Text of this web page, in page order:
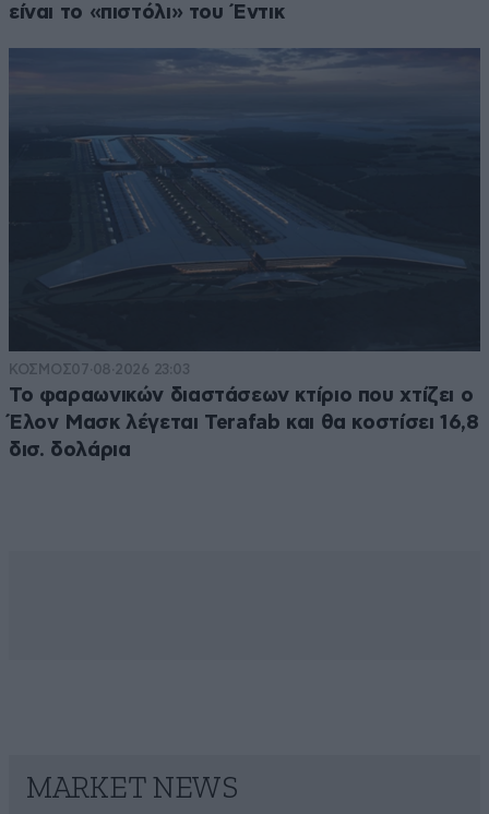
είναι το «πιστόλι» του Έντικ
ΚΟΣΜΟΣ07·08·2026 23:03
Το φαραωνικών διαστάσεων κτίριο που χτίζει ο
Έλον Μασκ λέγεται Terafab και θα κοστίσει 16,8
δισ. δολάρια
MARKET NEWS